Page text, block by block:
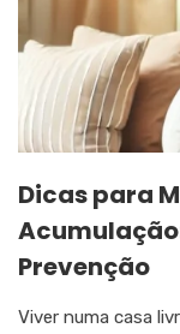
Dicas para
Prevenção
Viver numa casa